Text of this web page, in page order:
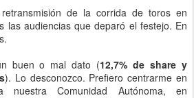
de la corrida de toros en
las audiencias que deparó el festejo. En
buen o mal dato (12,7% de share y
). Lo desconozco. Prefiero centrarme en
Comunidad Autónoma, en